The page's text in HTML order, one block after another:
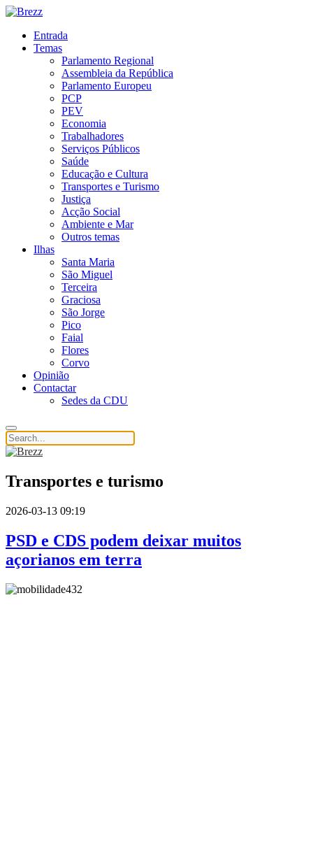
Entrada
Temas
Parlamento Regional
Assembleia da República
Parlamento Europeu
PCP
PEV
Economia
Trabalhadores
Serviços Públicos
Saúde
Educação e Cultura
Transportes e Turismo
Justiça
Acção Social
Ambiente e Mar
Outros temas
Ilhas
Santa Maria
São Miguel
Terceira
Graciosa
São Jorge
Pico
Faial
Flores
Corvo
Opinião
Contactar
Sedes da CDU
Transportes e turismo
2026-03-13 09:19
PSD e CDS podem deixar muitos
açorianos em terra